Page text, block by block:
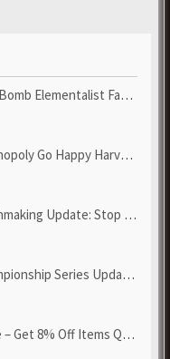
Fast - Grab POE Curren...
Harvest with Looney Tun...
Stop Failed - Grab Bluep...
Update! Get Cheap & ...
Off Items Quickly to Test ...